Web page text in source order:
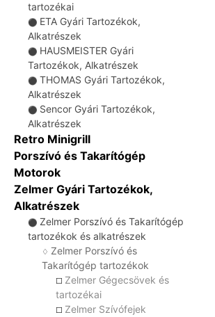
tartozékai
⚫ ETA Gyári Tartozékok,
Alkatrészek
⚫ HAUSMEISTER Gyári
Tartozékok, Alkatrészek
⚫ THOMAS Gyári Tartozékok,
Alkatrészek
⚫ Sencor Gyári Tartozékok,
Alkatrészek
Retro Minigrill
Porszívó és Takarítógép
Motorok
Zelmer Gyári Tartozékok,
Alkatrészek
⚫ Zelmer Porszívó és Takarítógép
tartozékok és alkatrészek
♢ Zelmer Porszívó és
Takarítógép tartozékok
☐ Zelmer Gégecsövek és
tartozékai
☐ Zelmer Szívófejek